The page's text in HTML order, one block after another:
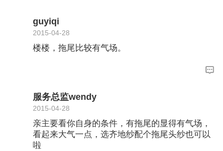
guyiqi
2015-04-28
楼楼，拖尾比较有气场。
服务总监wendy
2015-04-28
亲主要看你自身的条件，有拖尾的显得有气场，
看起来大气一点，选齐地纱配个拖尾头纱也可以
啦